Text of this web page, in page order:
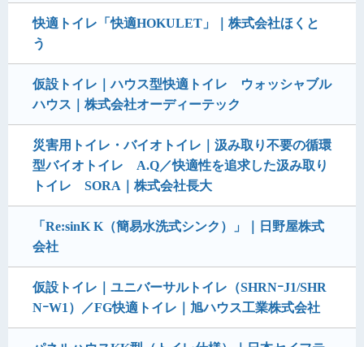
快適トイレ「快適HOKULET」｜株式会社ほくと
う
仮設トイレ｜ハウス型快適トイレ ウォッシャブル
ハウス｜株式会社オーディーテック
災害用トイレ・バイオトイレ｜汲み取り不要の循環
型バイオトイレ A.Q／快適性を追求した汲み取り
トイレ SORA｜株式会社長大
「Re:sinK K（簡易水洗式シンク）」｜日野屋株式
会社
仮設トイレ｜ユニバーサルトイレ（SHRNｰJ1/SHR
NｰW1）／FG快適トイレ｜旭ハウス工業株式会社